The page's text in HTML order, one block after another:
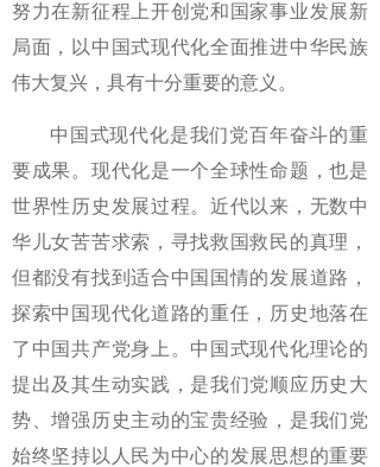
努力在新征程上开创党和国家事业发展新
局面，以中国式现代化全面推进中华民族
伟大复兴，具有十分重要的意义。
中国式现代化是我们党百年奋斗的重
要成果。现代化是一个全球性命题，也是
世界性历史发展过程。近代以来，无数中
华儿女苦苦求索，寻找救国救民的真理，
但都没有找到适合中国国情的发展道路，
探索中国现代化道路的重任，历史地落在
了中国共产党身上。中国式现代化理论的
提出及其生动实践，是我们党顺应历史大
势、增强历史主动的宝贵经验，是我们党
始终坚持以人民为中心的发展思想的重要